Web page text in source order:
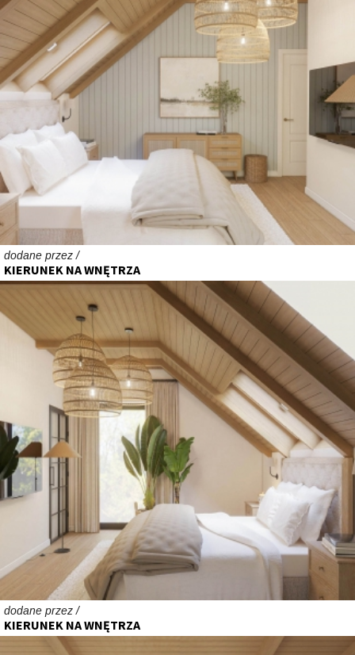
dodane przez /
KIERUNEK NA WNĘTRZA
dodane przez /
KIERUNEK NA WNĘTRZA